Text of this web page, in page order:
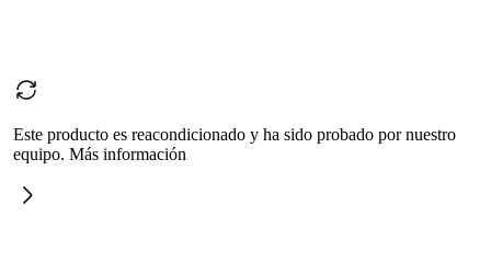
Este producto es reacondicionado y ha sido probado por nuestro
equipo. Más información